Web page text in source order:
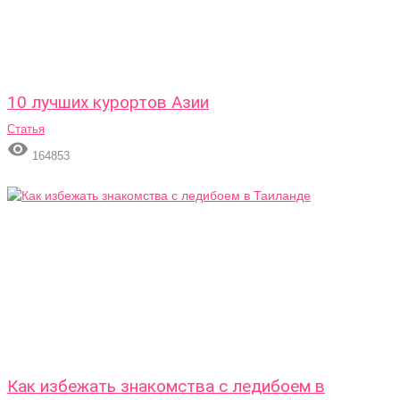
10 лучших курортов Азии
Статья
 164853
Как избежать знакомства с ледибоем в